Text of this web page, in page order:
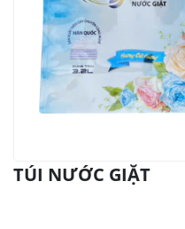
TÚI NƯỚC GIẶT